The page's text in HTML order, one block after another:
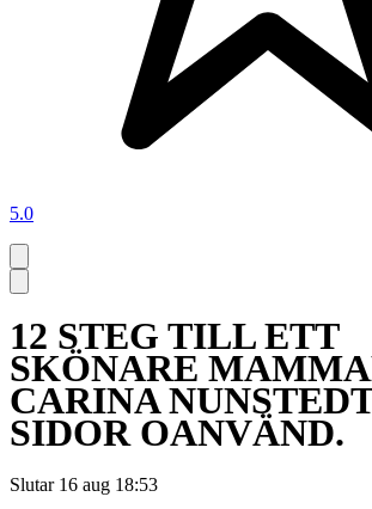
5.0
12 STEG TILL ETT
SKÖNARE
CARINA
SIDOR OANVÄND.
Slutar 16 aug 18:53